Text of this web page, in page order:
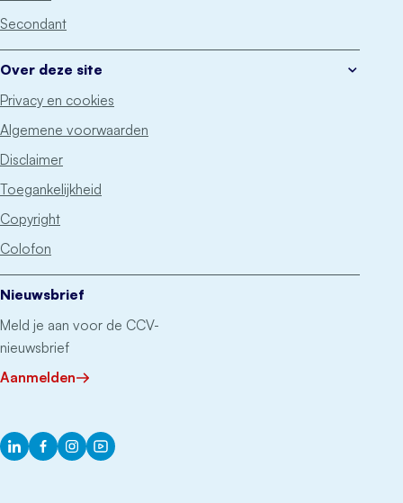
Secondant
Over deze site
Privacy en cookies
Algemene voorwaarden
Disclaimer
Toegankelijkheid
Copyright
Colofon
Nieuwsbrief
Meld je aan voor de CCV-
nieuwsbrief
Aanmelden
LinkedInFacebook
InstagramYouTube